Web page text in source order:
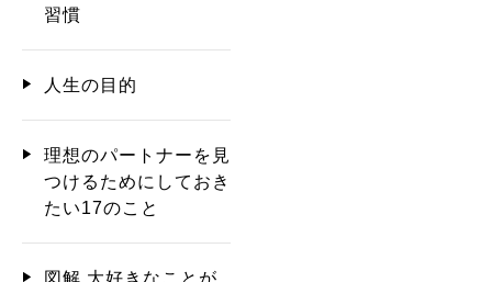
習慣
人生の目的
理想のパートナーを見
つけるためにしておき
たい17のこと